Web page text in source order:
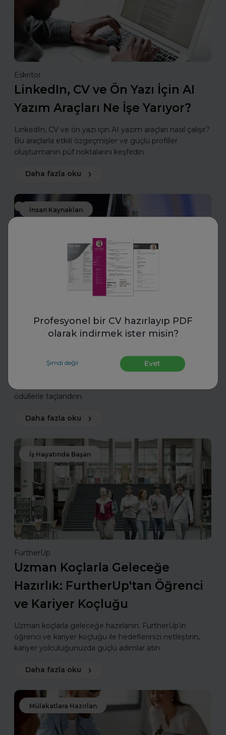
Profesyonel bir CV hazırlayıp PDF
olarak indirmek ister misin?
Şimdi değil Evet
Eskritor
LinkedIn, CV ve Ön Yazı İçin AI
Yazım Araçları Ne İşe Yarıyor?
LinkedIn, CV ve ön yazı için AI yazım araçları nasıl çalışır?
Bu araçlarla etkili özgeçmişler ve güçlü profiller
oluşturmanın püf noktalarını keşfedin.
Daha fazla oku
İnsan Kaynakları
İnsan Kaynakları Ödülleri 2025-
İnsan Kaynakları Ödülleri, şirketiniz için bir tanıtım fırsatı
olabilir. En iyi uygulamalarınızı tanıtarak sektördeki öncü
ödüllerle taçlandırın.
Daha fazla oku
İş Hayatında Başarı
FurtherUp
Uzman Koçlarla Geleceğe
Hazırlık: FurtherUp'tan Öğrenci
ve Kariyer Koçluğu
Uzman koçlarla geleceğe hazırlanın. FurtherUp’ın
öğrenci ve kariyer koçluğu ile hedeflerinizi netleştirin,
kariyer yolculuğunuzda güçlü adımlar atın.
Daha fazla oku
Mülakatlara Hazırlan